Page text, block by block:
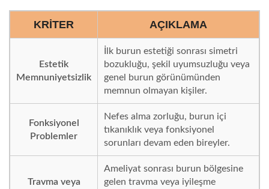
KRITER AÇIKLAMA
Estetik
Memnuniyetsizlik
İlk burun estetiği sonrası simetri
bozukluğu, şekil uyumsuzluğu veya
genel burun görünümünden
memnun olmayan kişiler.
Fonksiyonel
Problemler
Nefes alma zorluğu, burun içi
tıkanıklık veya fonksiyonel
sorunları devam eden bireyler.
Travma veya
Ameliyat sonrası burun bölgesine
gelen travma veya iyileşme